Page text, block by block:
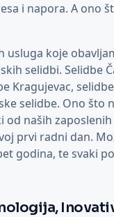
i napora. A ono
usluga koje
selidbi. Selidbe
Kragujevac,
selidbe. Ono što
od naših
prvi radni dan.
godina, te svaki